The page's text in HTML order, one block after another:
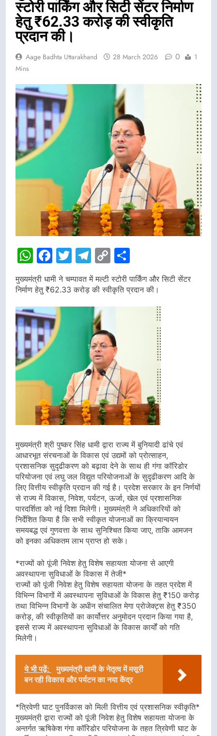
स्टोरी पार्किंग और सिटी सेंटर निर्माण
हेतु ₹62.33 करोड़ की स्वीकृति
प्रदान की।
Aage Badhta Uttarakhand 28 March 2026 0
1
Mins
WhatsApp
Facebook
Twitter
Telegram
Copy
Link
मुख्यमंत्री धामी ने चम्पावत में मल्टी स्टोरी पार्किंग और सिटी सेंटर
निर्माण हेतु ₹62.33 करोड़ की स्वीकृति प्रदान की।
मुख्यमंत्री श्री पुष्कर सिंह धामी द्वारा राज्य में बुनियादी ढांचे एवं
आधारभूत संरचनाओं के विकास एवं उद्यमों को प्रोत्साहन,
प्रशासनिक सुदृढीकरण को बढ़ावा देने के साथ ही गंगा कॉरिडोर
परियोजना एवं लघु जल विद्युत परियोजनाओं के सुदृढीकरण आदि के
लिए वित्तीय स्वीकृति प्रदान की गई है। प्रदेश सरकार के इन निर्णयों
से राज्य में विकास, निवेश, पर्यटन, ऊर्जा, खेल एवं प्रशासनिक
पारदर्शिता को नई दिशा मिलेगी। मुख्यमंत्री ने अधिकारियों को
निर्देशित किया है कि सभी स्वीकृत योजनाओं का क्रियान्वयन
समयबद्ध एवं गुणवत्ता के साथ सुनिश्चित किया जाए, ताकि आमजन
को इनका अधिकतम लाभ प्राप्त हो सके।
*राज्यों को पूंजी निवेश हेतु विशेष सहायता योजना से आएगी
अवस्थापना सुविधाओं के विकास में तेजी*
राज्यों को पूंजी निवेश हेतु विशेष सहायता योजना के तहत प्रदेश में
विभिन्न विभागों में अवस्थापना सुविधाओं के विकास हेतु ₹150 करोड़
तथा विभिन्न विभागों के अधीन संचालित मेगा प्रोजेक्ट्स हेतु ₹350
करोड़, की स्वीकृतियों का कार्योत्तर अनुमोदन प्रदान किया गया है,
इससे राज्य में अवस्थापना सुविधाओं के विकास कार्यों को गति
मिलेगी।
ये भी पढ़ें:
मुख्यमंत्री धामी के नेतृत्व में मसूरी
बन रही विकास और पर्यटन का नया केंद्र
*त्रिवेणी घाट पुनर्विकास को मिली वित्तीय एवं प्रशासनिक स्वीकृति*
मुख्यमंत्री द्वारा राज्यों को पूंजी निवेश हेतु विशेष सहायता योजना के
अन्तर्गत ऋषिकेश गंगा कॉरिडोर परियोजना के तहत त्रिवेणी घाट के